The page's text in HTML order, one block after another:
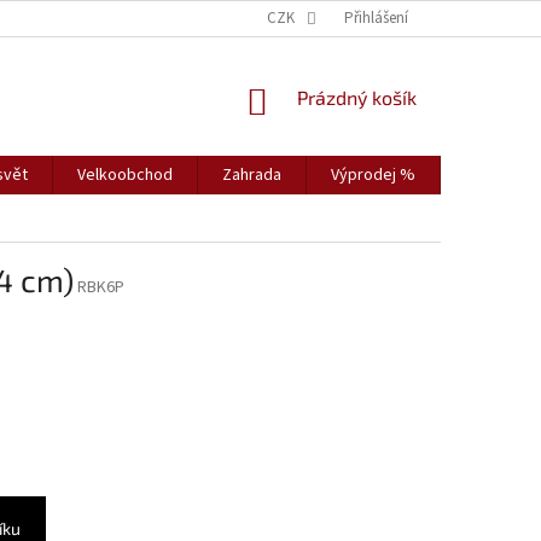
CZK Přihlášení
NÁKUPNÍ
Prázdný košík
Velkoobchod Zahrada Výprodej %
cm) RBK6P